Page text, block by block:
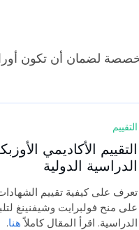
لضمان أن تكون
التقييم
التقييم الأكاديمي
الدراسية الدولية
تعرف على كيفية تقييم
على منح فولبرايت وشيفنينغ
الدراسية. اقرأ المقال كاملاًهنا.